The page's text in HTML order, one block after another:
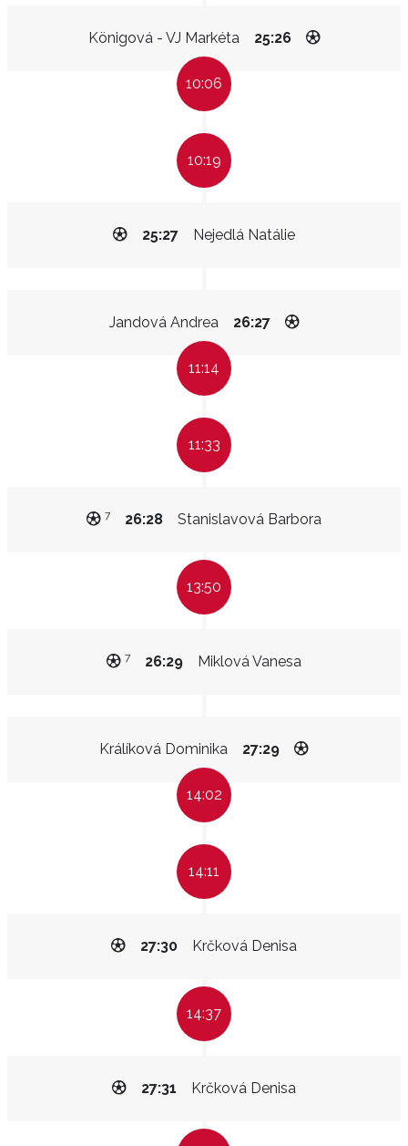
Königová - VJ Markéta 25:26
10:06
10:19
Nejedlá Natálie
25:27
Jandová Andrea 26:27
11:14
11:33
Stanislavová Barbora
26:28
7
13:50
Miklová Vanesa
26:29
7
Králíková Dominika 27:29
14:02
14:11
Krčková Denisa
27:30
14:37
Krčková Denisa
27:31